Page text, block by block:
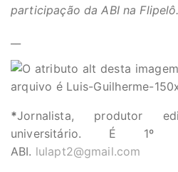
participação da ABI na Flipelô.
*Jornalista, produtor
universitário. É 1º
ABI. lulapt2@gmail.com